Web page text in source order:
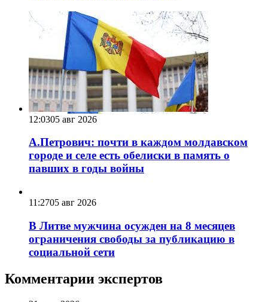
12:0305 авг 2026
А.Петрович: почти в каждом молдавском
городе и селе есть обелиски в память о
павших в годы войны
11:2705 авг 2026
В Литве мужчина осужден на 8 месяцев
ограничения свободы за публикацию в
социальной сети
Комментарии экспертов